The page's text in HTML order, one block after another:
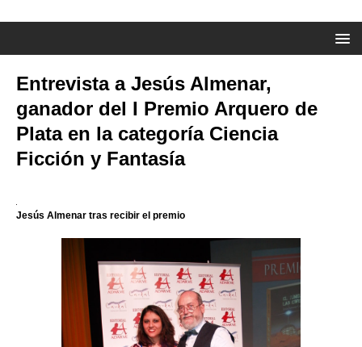
Entrevista a Jesús Almenar,
ganador del I Premio Arquero de
Plata en la categoría Ciencia
Ficción y Fantasía
Jesús Almenar tras recibir el premio